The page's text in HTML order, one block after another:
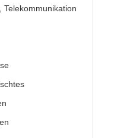
Telekommunikation